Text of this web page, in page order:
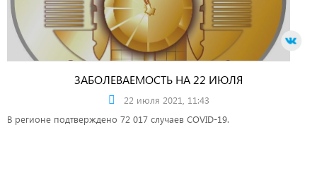
ЗАБОЛЕВАЕМОСТЬ НА 22 ИЮЛЯ
22 июля 2021, 11:43
В регионе подтверждено 72 017 случаев COVID-19.